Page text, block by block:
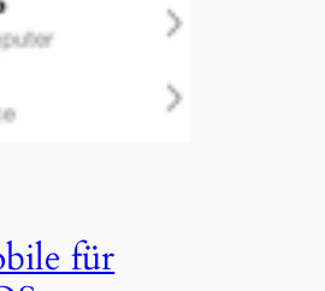
für